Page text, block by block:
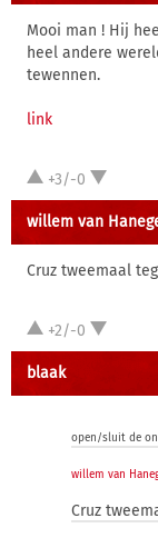
Mooi man ! Hij
heel andere
tewennen.
link
+3/-0
willem van
Cruz tweemaal
+2/-0
blaak
open/sluit de
willem van
Cruz